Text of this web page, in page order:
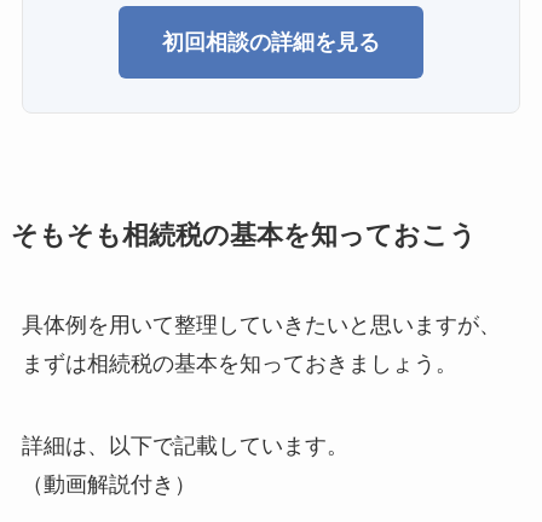
初回相談の詳細を見る
そもそも相続税の基本を知っておこう
具体例を用いて整理していきたいと思いますが、
まずは相続税の基本を知っておきましょう。
詳細は、以下で記載しています。
（動画解説付き）